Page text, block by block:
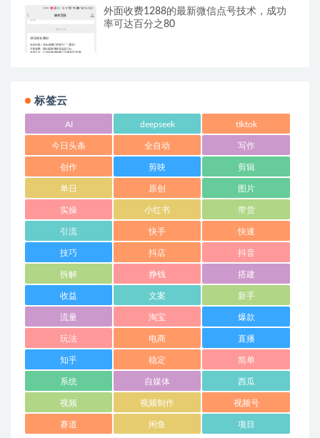
外面收费1288的最新微信点号技术，成功
率可达百分之80
标签云
AI deepseek tiktok
今日头条 全自动 写作
创作 剪映 剪辑
单日 原创 图片
实操 小红书 带货
引流 快手 快速
技巧 抖店 抖音
拆解 挣钱 搭建
收益 文案 新手
流量 淘宝 爆款
玩法 电商 直播
知乎 稳定 简单
系统 自媒体 西瓜
视频 视频制作 视频号
赛道 闲鱼 项目